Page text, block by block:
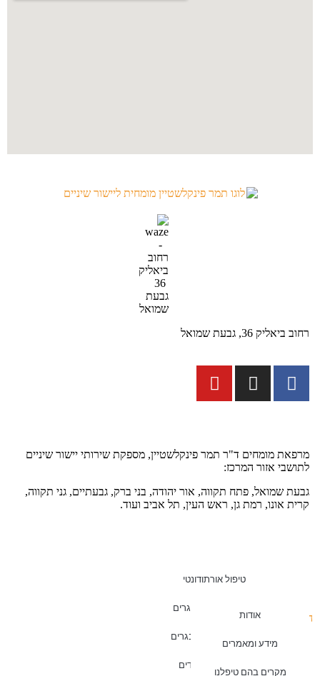
רחוב ביאליק 36, גבעת שמואל
מרפאת מומחים ד"ר תמר פינקלשטיין, מספקת שירותי יישור שיניים
לתושבי אזור המרכז:
גבעת שמואל, פתח תקווה, אור יהודה, בני ברק, גבעתיים, גני תקווה,
קרית אונו, רמת גן, ראש העין, תל אביב ועוד.
טיפול אורתודונטי
יישור שיניים למבוגרים
יישור שיניים למתבגרים
יישור שיניים לילדים
אודות
מידע ומאמרים
מקרים בהם טיפלנו
האתר נבנה, מנוהל ומקודם ע"י צוות נילס